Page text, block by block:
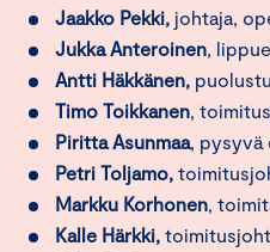
Jaakko Pekki, johtaja,
Jukka Anteroinen,
Antti Häkkänen,
Timo Toikkanen,
Piritta Asunmaa, pysyvä
Petri Toljamo,
Markku Korhonen,
Kalle Härkki,